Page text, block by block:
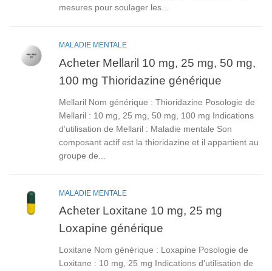
mesures pour soulager les...
MALADIE MENTALE
Acheter Mellaril 10 mg, 25 mg, 50 mg,
100 mg Thioridazine générique
Mellaril Nom générique : Thioridazine Posologie de
Mellaril : 10 mg, 25 mg, 50 mg, 100 mg Indications
d’utilisation de Mellaril : Maladie mentale Son
composant actif est la thioridazine et il appartient au
groupe de...
MALADIE MENTALE
Acheter Loxitane 10 mg, 25 mg
Loxapine générique
Loxitane Nom générique : Loxapine Posologie de
Loxitane : 10 mg, 25 mg Indications d’utilisation de